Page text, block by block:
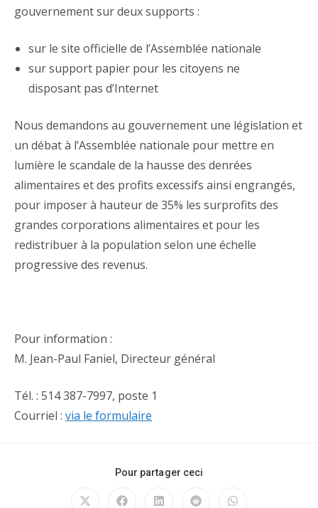
gouvernement sur deux supports :
sur le site officielle de l’Assemblée nationale
sur support papier pour les citoyens ne
disposant pas d’Internet
Nous demandons au gouvernement une législation et
un débat à l’Assemblée nationale pour mettre en
lumière le scandale de la hausse des denrées
alimentaires et des profits excessifs ainsi engrangés,
pour imposer à hauteur de 35% les surprofits des
grandes corporations alimentaires et pour les
redistribuer à la population selon une échelle
progressive des revenus.
Pour information :
M. Jean-Paul Faniel, Directeur général
Tél. : 514 387-7997, poste 1
Courriel : via le formulaire
Pour partager ceci